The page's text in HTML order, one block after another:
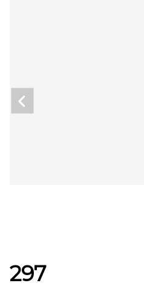
297